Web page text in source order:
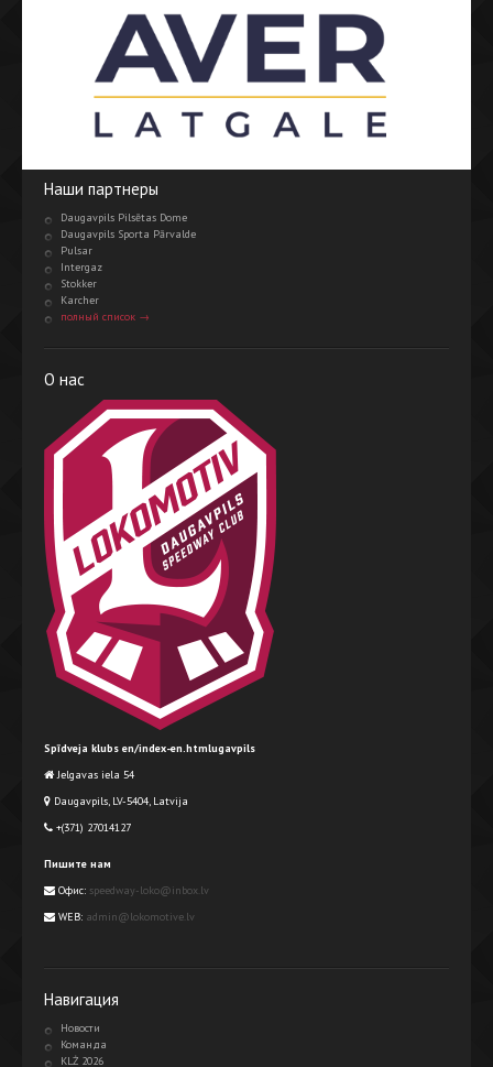
Наши партнеры
Daugavpils Pilsētas Dome
Daugavpils Sporta Pārvalde
Pulsar
Intergaz
Stokker
Karcher
полный список →
О нас
Spīdveja klubs en/index-en.htmlugavpils
Jelgavas iela 54
Daugavpils, LV-5404, Latvija
+(371) 27014127
Пишите нам
Офис: speedway-loko@inbox.lv
WEB: admin@lokomotive.lv
Навигация
Новости
Команда
KLŻ 2026